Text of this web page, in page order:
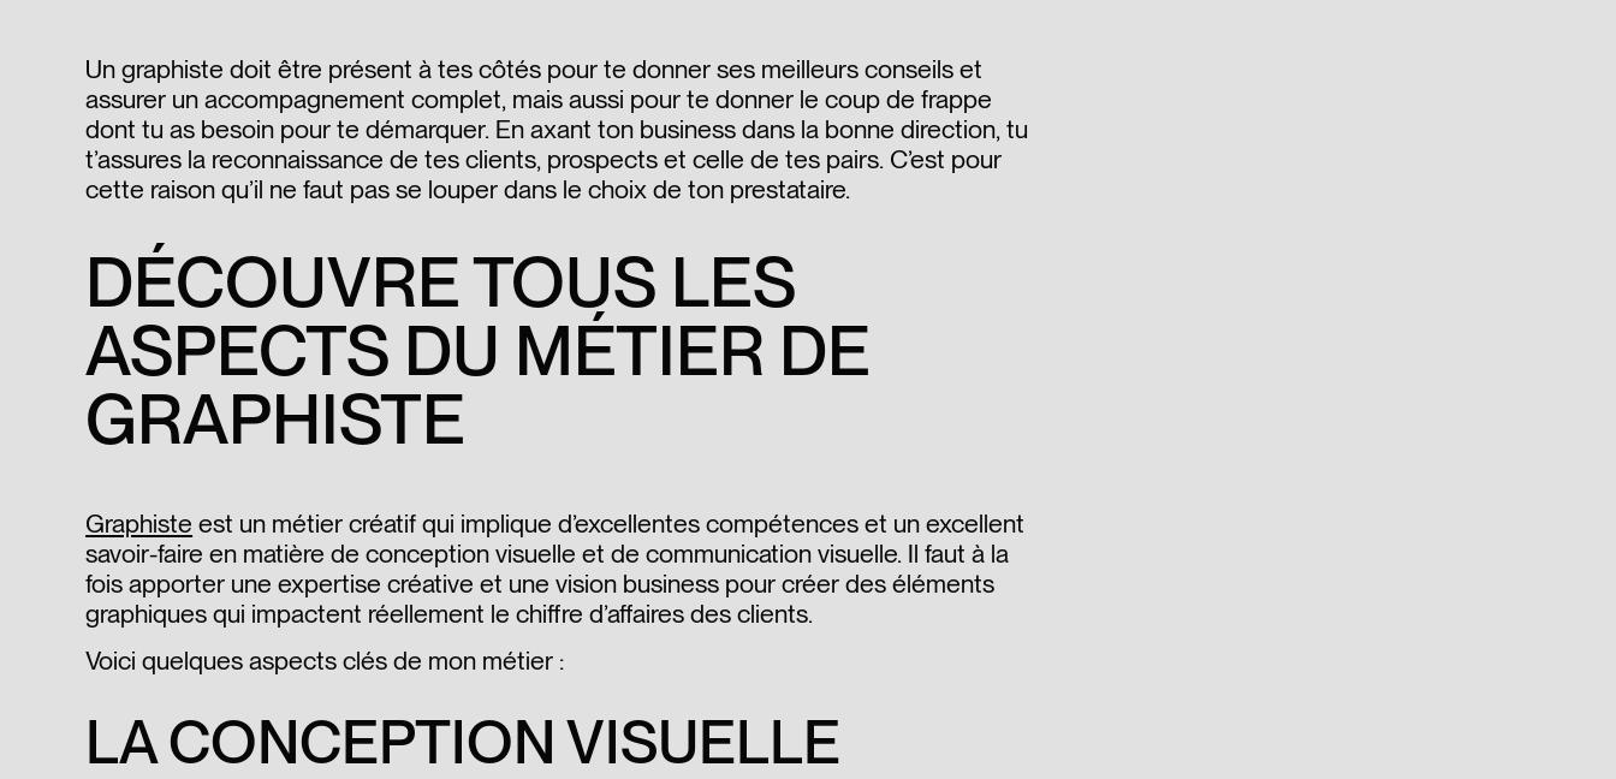
Un graphiste doit être présent à tes côtés pour te donner ses meilleurs conseils et
assurer un accompagnement complet, mais aussi pour te donner le coup de frappe
dont tu as besoin pour te démarquer. En axant ton business dans la bonne direction, tu
t’assures la reconnaissance de tes clients, prospects et celle de tes pairs. C’est pour
cette raison qu’il ne faut pas se louper dans le choix de ton prestataire.
DÉCOUVRE TOUS LES
ASPECTS DU MÉTIER DE
GRAPHISTE
Graphiste est un métier créatif qui implique d’excellentes compétences et un excellent
savoir-faire en matière de conception visuelle et de communication visuelle. Il faut à la
fois apporter une expertise créative et une vision business pour créer des éléments
graphiques qui impactent réellement le chiffre d’affaires des clients.
Voici quelques aspects clés de mon métier :
LA CONCEPTION VISUELLE